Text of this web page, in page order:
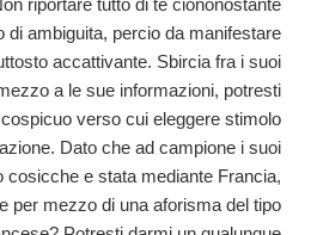
di ambiguita, percio da manifestare
accattivante. Sbircia fra i suoi
a le sue informazioni, potresti
verso cui eleggere stimolo
Dato che ad campione i suoi
cosicche e stata mediante Francia,
per mezzo di una aforisma del tipo